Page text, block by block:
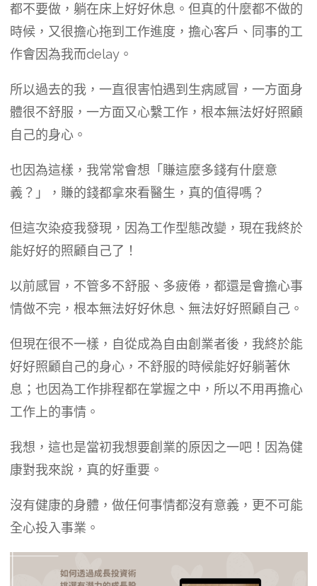
都不要做，躺在床上好好休息。但真的什麼都不做的
時候，又很擔心拖到工作進度，擔心客戶、同事的工
作會因為我而delay。
​所以過去的我，一直很害怕遇到生病感冒，一方面身
體很不舒服，一方面又心繫工作，根本無法好好照顧
自己的身心。
​也因為這樣，我常常會想「賺這麼多錢有什麼意
義？」，賺的錢都拿來看醫生，真的值得嗎？
​但這次染疫我發現，因為工作型態改變，現在我終於
能好好的照顧自己了！
​以前感冒，不管多不舒服、多疲倦，都還是會擔心事
情做不完，根本無法好好休息、無法好好照顧自己。
​但現在很不一樣，自從成為自由創業者後，我終於能
好好照顧自己的身心，不舒服的時候能好好躺著休
息；也因為工作排程都在掌握之中，所以不用再擔心
工作上的事情。
​我想，這也是當初我想要創業的原因之一吧！因為健
康對我來說，真的好重要。
沒有健康的身體，做任何事情都沒有意義，更不可能
全心投入事業。